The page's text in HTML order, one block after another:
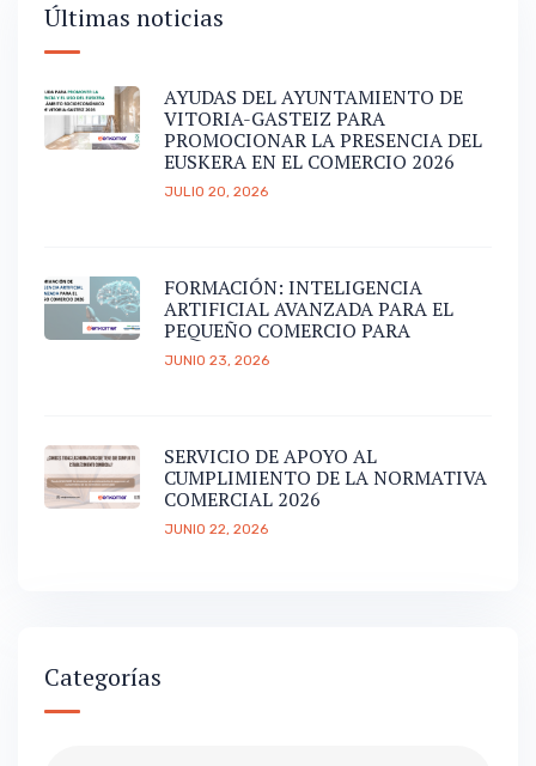
Últimas noticias
AYUDAS DEL AYUNTAMIENTO DE
VITORIA-GASTEIZ PARA
PROMOCIONAR LA PRESENCIA DEL
EUSKERA EN EL COMERCIO 2026
JULIO 20, 2026
FORMACIÓN: INTELIGENCIA
ARTIFICIAL AVANZADA PARA EL
PEQUEÑO COMERCIO PARA
JUNIO 23, 2026
SERVICIO DE APOYO AL
CUMPLIMIENTO DE LA NORMATIVA
COMERCIAL 2026
JUNIO 22, 2026
Categorías